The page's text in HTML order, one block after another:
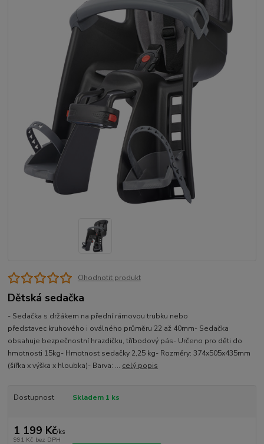
Ohodnotit produkt
Dětská sedačka
- Sedačka s držákem na přední rámovou trubku nebo
představec kruhového i oválného průměru 22 až 40mm- Sedačka
obsahuje bezpečnostní hrazdičku, tříbodový pás- Určeno pro děti do
hmotnosti 15kg- Hmotnost sedačky 2,25 kg- Rozměry: 374x505x435mm
(šířka x výška x hloubka)- Barva: ... celý popis
Dostupnost Skladem 1 ks
1 199 Kč/ks
991 Kč bez DPH